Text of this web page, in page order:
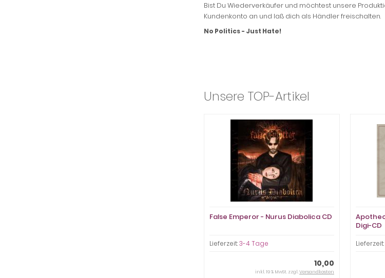
Bist Du Wiederverkäufer und möchtest unsere
Kundenkonto an und laß dich als Händler freischalten.
No Politics - Just Hate!
Unsere TOP-Artikel
False Emperor - Nurus Diabolica CD
Lieferzeit:3-4 Tage
10,00
inkl. 19 % MwSt. zzgl.Versandkosten
Digi-CD
Lieferzeit: